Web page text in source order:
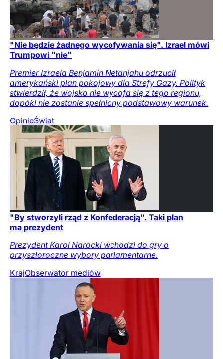
"Nie będzie żadnego wycofywania się". Izrael mówi
Trumpowi "nie"
Premier Izraela Benjamin Netanjahu odrzucił
amerykański plan pokojowy dla Strefy Gazy. Polityk
stwierdził, że wojsko nie wycofa się z tego regionu,
dopóki nie zostanie spełniony podstawowy warunek.
OpinieŚwiat
"By stworzyli rząd z Konfederacją". Taki plan
ma prezydent
Prezydent Karol Narocki wchodzi do gry o
przyszłoroczne wybory parlamentarne.
KrajObserwator mediów